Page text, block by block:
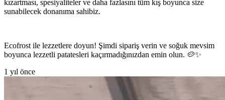
kızartması, spesiyaliteler ve daha fazlasını tüm kış boyunca size
sunabilecek donanıma sahibiz.
Ecofrost ile lezzetlere doyun! Şimdi sipariş verin ve soğuk mevsim
boyunca lezzetli patatesleri kaçırmadığınızdan emin olun. 🥔✨
1 yıl önce